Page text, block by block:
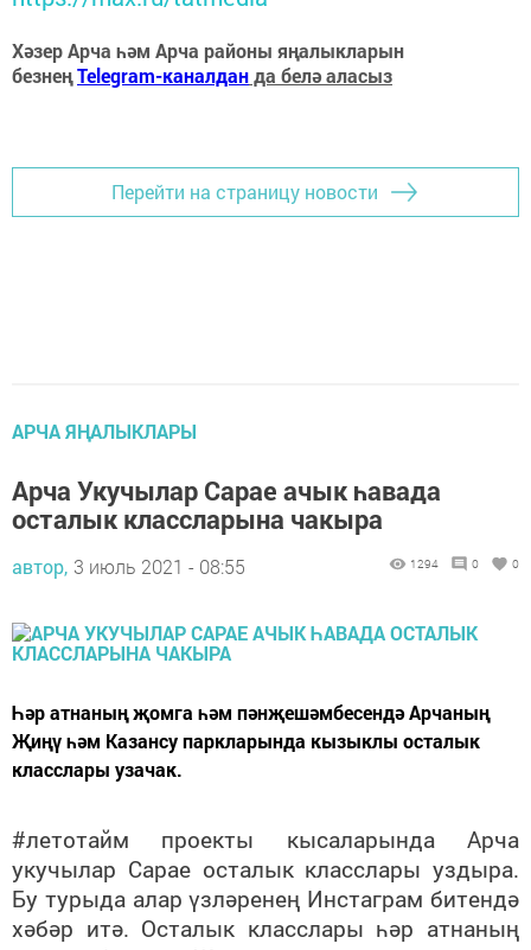
Хәзер Арча һәм Арча районы яңалыкларын
безнеңTelegram-каналданда белә аласыз
Перейти на страницу новости
АРЧА ЯҢАЛЫКЛАРЫ
Арча Укучылар Сарае ачык һавада
осталык классларына чакыра
автор, 3 июль 2021 - 08:55 1294 0 0
Һәр атнаның җомга һәм пәнҗешәмбесендә Арчаның
Җиңү һәм Казансу паркларында кызыклы осталык
класслары узачак.
#летотайм проекты кысаларында Арча
укучылар Сарае осталык класслары уздыра.
Бу турыда алар үзләренең Инстаграм битендә
хәбәр итә. Осталык класслары һәр атнаның